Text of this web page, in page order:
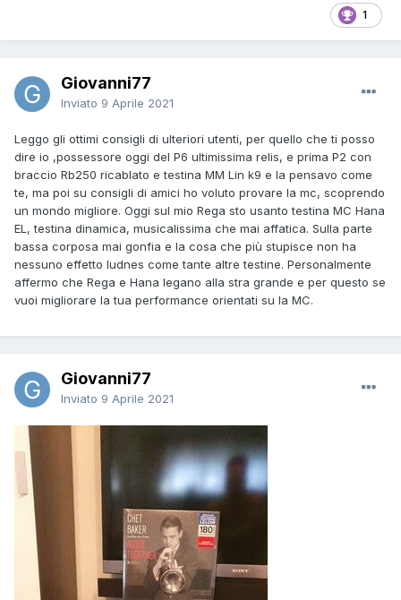
1
Giovanni77
Inviato 9 Aprile 2021
Leggo gli ottimi consigli di ulteriori utenti, per quello che ti posso
dire io ,possessore oggi del P6 ultimissima relis, e prima P2 con
braccio Rb250 ricablato e testina MM Lin k9 e la pensavo come
te, ma poi su consigli di amici ho voluto provare la mc, scoprendo
un mondo migliore. Oggi sul mio Rega sto usanto testina MC Hana
EL, testina dinamica, musicalissima che mai affatica. Sulla parte
bassa corposa mai gonfia e la cosa che più stupisce non ha
nessuno effetto ludnes come tante altre testine. Personalmente
affermo che Rega e Hana legano alla stra grande e per questo se
vuoi migliorare la tua performance orientati su la MC.
Giovanni77
Inviato 9 Aprile 2021